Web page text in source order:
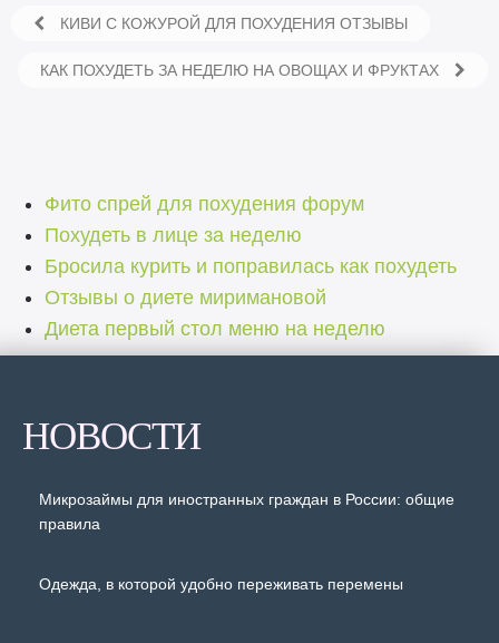
КИВИ С КОЖУРОЙ ДЛЯ ПОХУДЕНИЯ ОТЗЫВЫ
КАК ПОХУДЕТЬ ЗА НЕДЕЛЮ НА ОВОЩАХ И ФРУКТАХ
Фито спрей для похудения форум
Похудеть в лице за неделю
Бросила курить и поправилась как похудеть
Отзывы о диете миримановой
Диета первый стол меню на неделю
НОВОСТИ
Микрозаймы для иностранных граждан в России: общие
правила
Одежда, в которой удобно переживать перемены